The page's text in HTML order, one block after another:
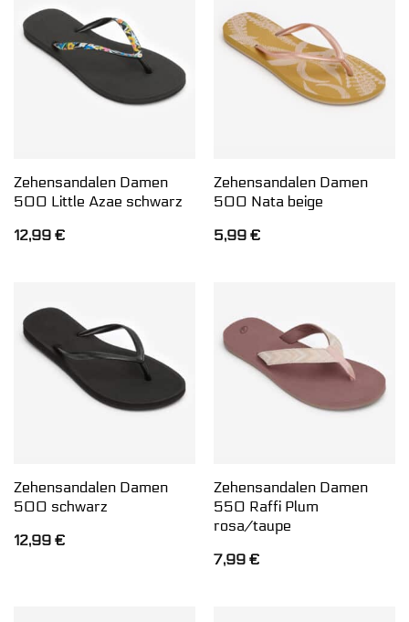
Zehensandalen Damen
500 Little Azae schwarz
12,99 €
Zehensandalen Damen
500 Nata beige
5,99 €
Zehensandalen Damen
500 schwarz
12,99 €
Zehensandalen Damen
550 Raffi Plum
rosa/taupe
7,99 €